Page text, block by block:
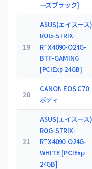
ースブラック]
19
ASUS(エイスース)
ROG-STRIX-
RTX4090-O24G-
BTF-GAMING
[PCIExp 24GB]
20
CANON EOS C70
ボディ
21
ASUS(エイスース)
ROG-STRIX-
RTX4090-O24G-
WHITE [PCIExp
24GB]